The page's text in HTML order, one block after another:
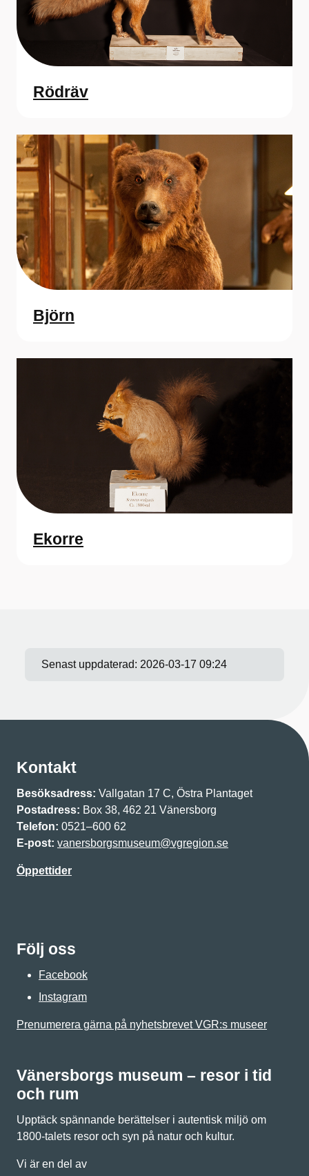
Rödräv
Björn
Ekorre
Senast uppdaterad: 2026-03-17 09:24
Kontakt
Besöksadress: Vallgatan 17 C, Östra Plantaget
Postadress: Box 38, 462 21 Vänersborg
Telefon: 0521–600 62
E-post: vanersborgsmuseum@vgregion.se
Öppettider
Följ oss
Facebook
Instagram
Prenumerera gärna på nyhetsbrevet VGR:s museer
Vänersborgs museum – resor i tid
och rum
Upptäck spännande berättelser i autentisk miljö om
1800-talets resor och syn på natur och kultur.
Vi är en del av